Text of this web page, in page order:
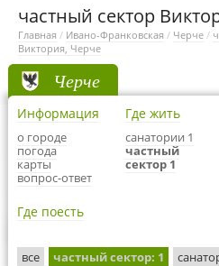
частный сектор
Главная / Ивано-Франковская / Черче /
Виктория, Черче
Черче
Информация
о городе
погода
карты
вопрос-ответ
Где жить
санатории 1
частный
сектор 1
Где поесть
все частный сектор: 1